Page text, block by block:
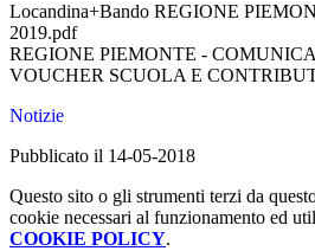
Locandina+Bando REGIONE
2019.pdf
REGIONE PIEMONTE -
VOUCHER SCUOLA E
Notizie
Pubblicato il 14-05-2018
Questo sito o gli strumenti terzi da
cookie necessari al funzionamento ed
COOKIE POLICY.